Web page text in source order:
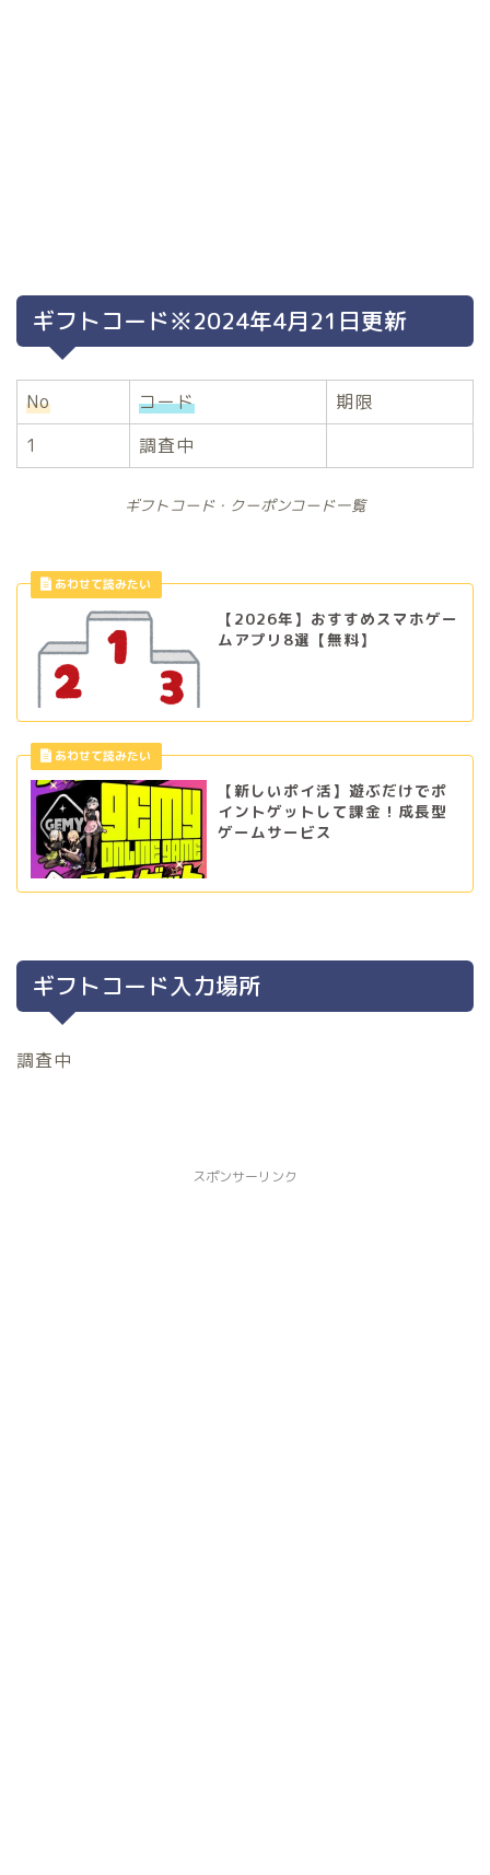
ギフトコード※2024年4月21日更新
No コード
期限
1
調査中
ギフトコード・クーポンコード一覧
【2026年】おすすめスマホゲー
ムアプリ8選【無料】
【新しいポイ活】遊ぶだけでポ
イントゲットして課金！成長型
ゲームサービス
ギフトコード入力場所
調査中
スポンサーリンク